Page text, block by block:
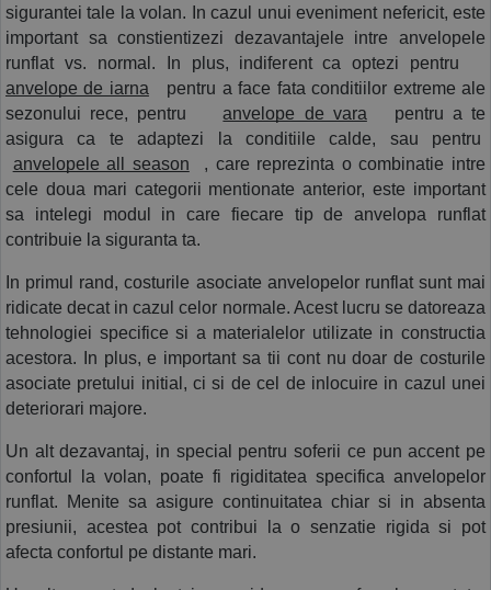
sigurantei tale la volan. In cazul unui eveniment nefericit, este
important sa constientizezi dezavantajele intre anvelopele
runflat vs. normal. In plus, indiferent ca optezi pentru
anvelope de iarna
pentru a face fata conditiilor extreme ale
sezonului rece, pentru
anvelope de vara
pentru a te
asigura ca te adaptezi la conditiile calde, sau pentru
anvelopele all season
, care reprezinta o combinatie intre
cele doua mari categorii mentionate anterior, este important
sa intelegi modul in care fiecare tip de anvelopa runflat
contribuie la siguranta ta.
In primul rand, costurile asociate anvelopelor runflat sunt mai
ridicate decat in cazul celor normale. Acest lucru se datoreaza
tehnologiei specifice si a materialelor utilizate in constructia
acestora. In plus, e important sa tii cont nu doar de costurile
asociate pretului initial, ci si de cel de inlocuire in cazul unei
deteriorari majore.
Un alt dezavantaj, in special pentru soferii ce pun accent pe
confortul la volan, poate fi rigiditatea specifica anvelopelor
runflat. Menite sa asigure continuitatea chiar si in absenta
presiunii, acestea pot contribui la o senzatie rigida si pot
afecta confortul pe distante mari.